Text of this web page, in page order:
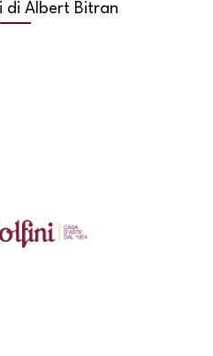
di Albert Bitran